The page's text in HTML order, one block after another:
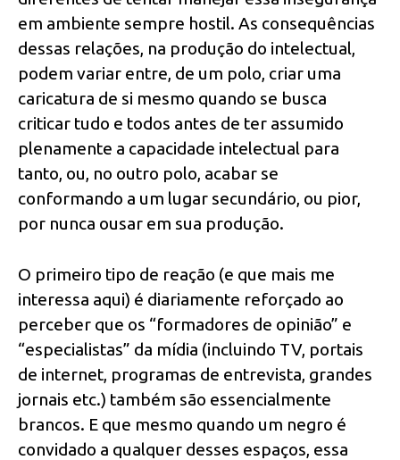
em ambiente sempre hostil. As consequências
dessas relações, na produção do intelectual,
podem variar entre, de um polo, criar uma
caricatura de si mesmo quando se busca
criticar tudo e todos antes de ter assumido
plenamente a capacidade intelectual para
tanto, ou, no outro polo, acabar se
conformando a um lugar secundário, ou pior,
por nunca ousar em sua produção.
O primeiro tipo de reação (e que mais me
interessa aqui) é diariamente reforçado ao
perceber que os “formadores de opinião” e
“especialistas” da mídia (incluindo TV, portais
de internet, programas de entrevista, grandes
jornais etc.) também são essencialmente
brancos. E que mesmo quando um negro é
convidado a qualquer desses espaços, essa